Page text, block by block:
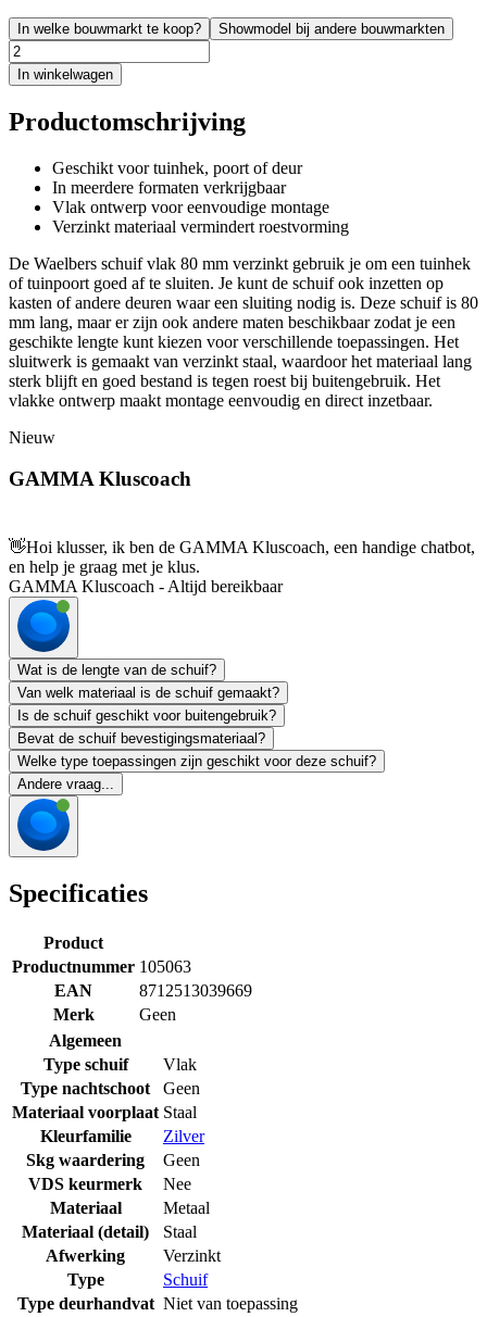
In welke bouwmarkt te koop? Showmodel bij andere bouwmarkten
In winkelwagen
Productomschrijving
Geschikt voor tuinhek, poort of deur
In meerdere formaten verkrijgbaar
Vlak ontwerp voor eenvoudige montage
Verzinkt materiaal vermindert roestvorming
De Waelbers schuif vlak 80 mm verzinkt gebruik je om een tuinhek
of tuinpoort goed af te sluiten. Je kunt de schuif ook inzetten op
kasten of andere deuren waar een sluiting nodig is. Deze schuif is 80
mm lang, maar er zijn ook andere maten beschikbaar zodat je een
geschikte lengte kunt kiezen voor verschillende toepassingen. Het
sluitwerk is gemaakt van verzinkt staal, waardoor het materiaal lang
sterk blijft en goed bestand is tegen roest bij buitengebruik. Het
vlakke ontwerp maakt montage eenvoudig en direct inzetbaar.
Nieuw
GAMMA Kluscoach
👋Hoi klusser, ik ben de GAMMA Kluscoach, een handige chatbot,
en help je graag met je klus.
GAMMA Kluscoach - Altijd bereikbaar
Wat is de lengte van de schuif?
Van welk materiaal is de schuif gemaakt?
Is de schuif geschikt voor buitengebruik?
Bevat de schuif bevestigingsmateriaal?
Welke type toepassingen zijn geschikt voor deze schuif?
Andere vraag...
Specificaties
Product
Productnummer 105063
EAN
8712513039669
Merk
Geen
Algemeen
Type schuif
Vlak
Type nachtschoot
Geen
Materiaal voorplaat Staal
Kleurfamilie
Zilver
Skg waardering
Geen
VDS keurmerk
Nee
Materiaal
Metaal
Materiaal (detail)
Staal
Afwerking
Verzinkt
Type
Schuif
Type deurhandvat Niet van toepassing